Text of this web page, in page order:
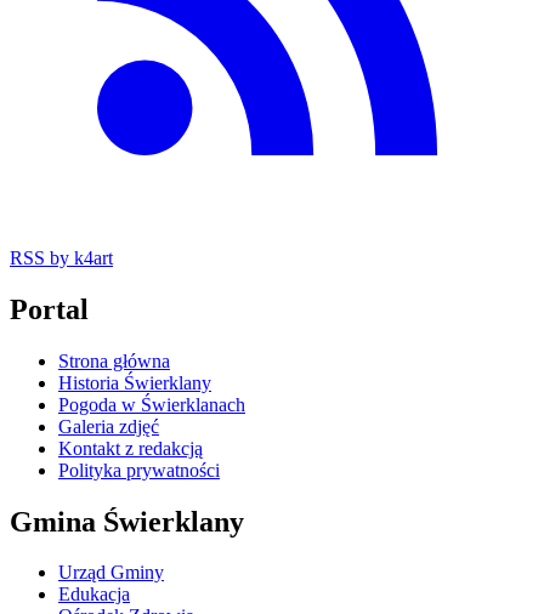
RSS by k4art
Portal
Strona główna
Historia Świerklany
Pogoda w Świerklanach
Galeria zdjęć
Kontakt z redakcją
Polityka prywatności
Gmina Świerklany
Urząd Gminy
Edukacja